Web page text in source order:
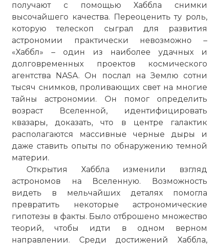
получают с помощью Хаббла снимки
высочайшего качества. Переоценить ту роль,
которую телескоп сыграл для развития
астрономии практически невозможно –
«Хаббл» – один из наиболее удачных и
долговременных проектов космического
агентства NASA. Он послал на Землю сотни
тысяч снимков, проливающих свет на многие
тайны астрономии. Он помог определить
возраст Вселенной, идентифицировать
квазары, доказать, что в центре галактик
располагаются массивные черные дыры и
даже ставить опыты по обнаружению темной
материи.
Открытия Хаббла изменили взгляд
астрономов на Вселенную. Возможность
видеть в мельчайших деталях помогла
превратить некоторые астрономические
гипотезы в факты. Было отброшено множество
теорий, чтобы идти в одном верном
направлении. Среди достижений Хаббла,